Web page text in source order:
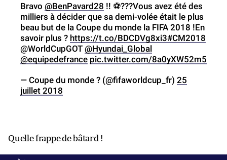
Bravo @BenPavard28 !! ⚽???Vous avez été des
milliers à décider que sa demi-volée était le plus
beau but de la Coupe du monde la FIFA 2018 !En
savoir plus ? https://t.co/BDCDVg8xi3#CM2018
@WorldCupGOT @Hyundai_Global
@equipedefrance pic.twitter.com/8a0yXW52m5
— Coupe du monde ? (@fifaworldcup_fr) 25
juillet 2018
Quelle frappe de bâtard !